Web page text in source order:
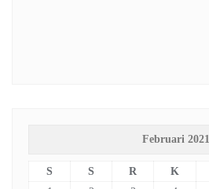
Februari 2021
S S R K